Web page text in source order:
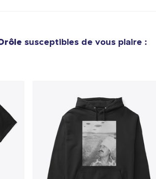
susceptibles de vous plaire :